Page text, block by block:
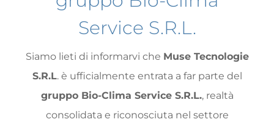
Service S.R.L.
Siamo lieti di informarvi che Muse Tecnologie
S.R.L. è ufficialmente entrata a far parte del
gruppo Bio-Clima Service S.R.L., realtà
consolidata e riconosciuta nel settore